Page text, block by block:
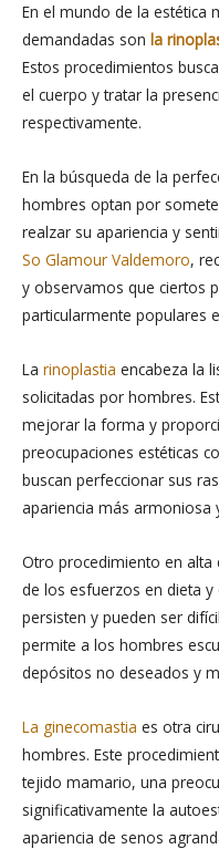
En el mundo de la estética
demandadas son la
Estos procedimientos
el cuerpo y tratar la
respectivamente.
En la búsqueda de la
hombres optan por
realzar su apariencia y
So Glamour Valdemoro,
y observamos que ciertos
particularmente populares
La rinoplastia encabeza la
solicitadas por hombres.
mejorar la forma y
preocupaciones estéticas
buscan perfeccionar sus
apariencia más armoniosa
Otro procedimiento en alta
de los esfuerzos en dieta
persisten y pueden ser
permite a los hombres
depósitos no deseados y
La ginecomastia es otra
hombres. Este
tejido mamario, una
significativamente la
apariencia de senos